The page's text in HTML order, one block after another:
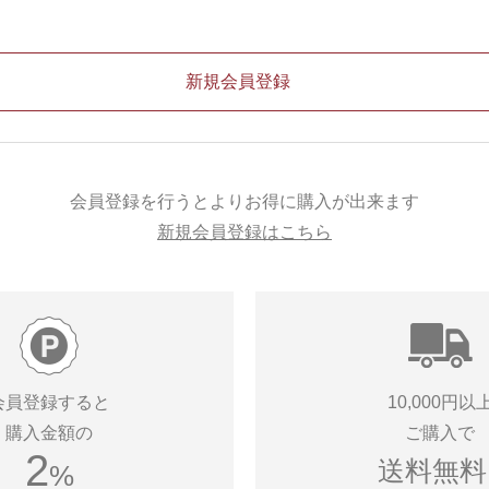
会員登録を行うとよりお得に購入が出来ます
新規会員登録はこちら
員登録すると
購入金額の
2%
10,000円以
ご購入で
送料無